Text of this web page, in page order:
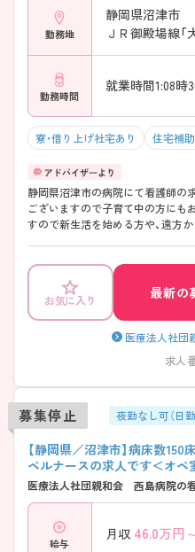
勤務地
静岡県沼津市
ＪＲ御殿場線「
勤務時間
就業時間1:08時
寮・借り上げ社宅あり 住宅補助
静岡県沼津市の病院にて看護師の求人です。 24時間利用
ございますので子育て中の方にもおすすめです！
すので新生活を始める方や、遠方
お気に入り 最新の
医療法人社
求人
募集停止 夜勤なし可（日
【静岡県／沼津市】病床数
ベルナースの求人です＜オペ
医療法人社団親和会 西島病院の
給与
月収 46.0万円～